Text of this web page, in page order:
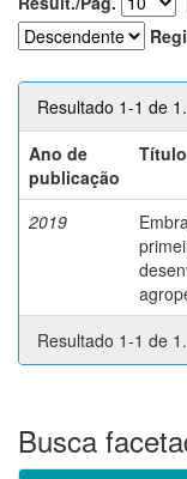
Resultado 1-1 de 1.
Ano de
publicação
Título
2019
Resultado 1-1 de 1.
Busca